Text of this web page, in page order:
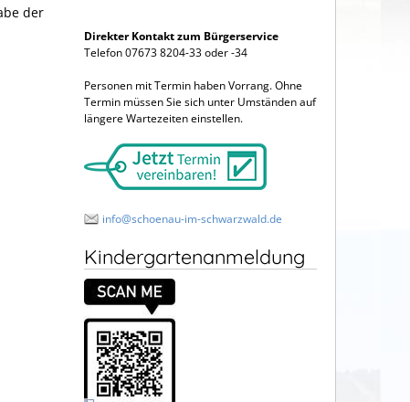
der
Direkter Kontakt zum Bürgerservice
Telefon 07673 8204-33 oder -34
Personen mit Termin haben Vorrang. Ohne
Termin müssen Sie sich unter Umständen auf
längere Wartezeiten einstellen.
info@schoenau-im-schwarzwald.de
Kindergartenanmeldung